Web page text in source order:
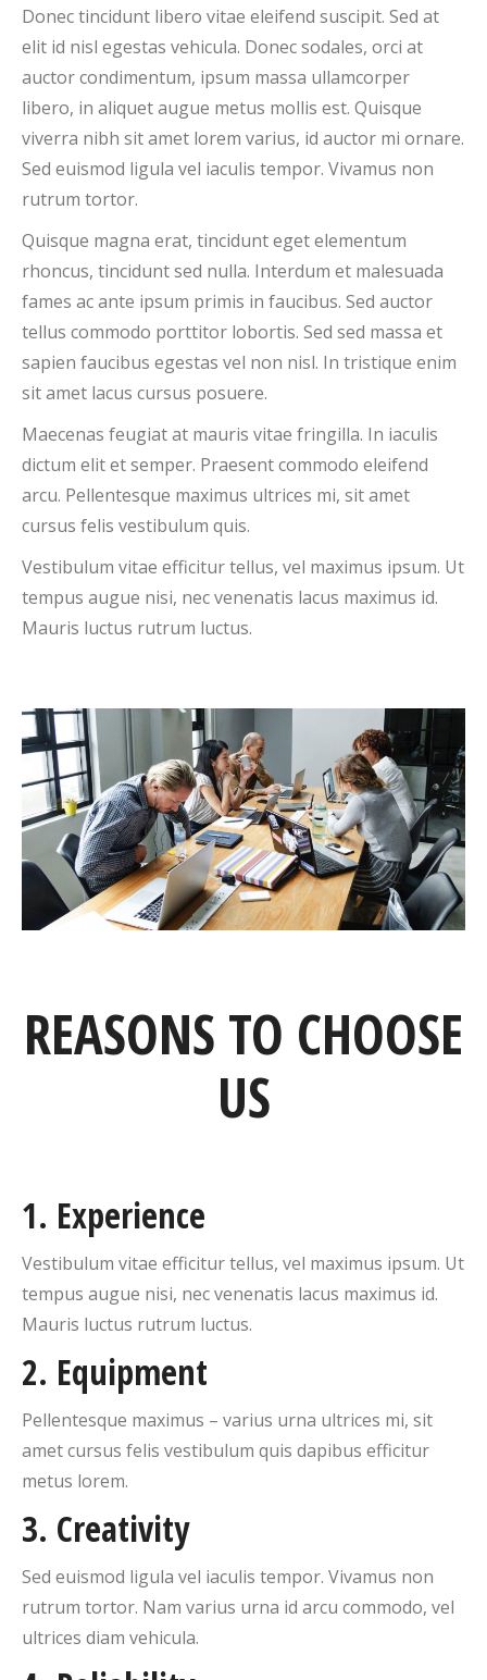
Donec tincidunt libero vitae eleifend suscipit. Sed at
elit id nisl egestas vehicula. Donec sodales, orci at
auctor condimentum, ipsum massa ullamcorper
libero, in aliquet augue metus mollis est. Quisque
viverra nibh sit amet lorem varius, id auctor mi ornare.
Sed euismod ligula vel iaculis tempor. Vivamus non
rutrum tortor.
Quisque magna erat, tincidunt eget elementum
rhoncus, tincidunt sed nulla. Interdum et malesuada
fames ac ante ipsum primis in faucibus. Sed auctor
tellus commodo porttitor lobortis. Sed sed massa et
sapien faucibus egestas vel non nisl. In tristique enim
sit amet lacus cursus posuere.
Maecenas feugiat at mauris vitae fringilla. In iaculis
dictum elit et semper. Praesent commodo eleifend
arcu. Pellentesque maximus ultrices mi, sit amet
cursus felis vestibulum quis.
Vestibulum vitae efficitur tellus, vel maximus ipsum. Ut
tempus augue nisi, nec venenatis lacus maximus id.
Mauris luctus rutrum luctus.
REASONS TO CHOOSE
US
1. Experience
Vestibulum vitae efficitur tellus, vel maximus ipsum. Ut
tempus augue nisi, nec venenatis lacus maximus id.
Mauris luctus rutrum luctus.
2. Equipment
Pellentesque maximus – varius urna ultrices mi, sit
amet cursus felis vestibulum quis dapibus efficitur
metus lorem.
3. Creativity
Sed euismod ligula vel iaculis tempor. Vivamus non
rutrum tortor. Nam varius urna id arcu commodo, vel
ultrices diam vehicula.